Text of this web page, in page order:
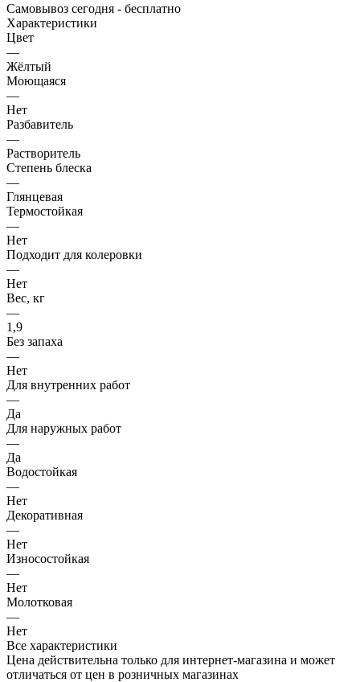
Самовывоз сегодня - бесплатно
Характеристики
Цвет
—
Жёлтый
Моющаяся
—
Нет
Разбавитель
—
Растворитель
Степень блеска
—
Глянцевая
Термостойкая
—
Нет
Подходит для колеровки
—
Нет
Вес, кг
—
1,9
Без запаха
—
Нет
Для внутренних работ
—
Да
Для наружных работ
—
Да
Водостойкая
—
Нет
Декоративная
—
Нет
Износостойкая
—
Нет
Молотковая
—
Нет
Все характеристики
Цена действительна только для интернет-магазина и может
отличаться от цен в розничных магазинах